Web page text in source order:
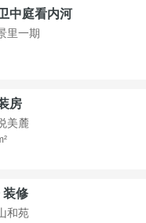
中庭看内河
里一期
房
美麓
装修
和苑